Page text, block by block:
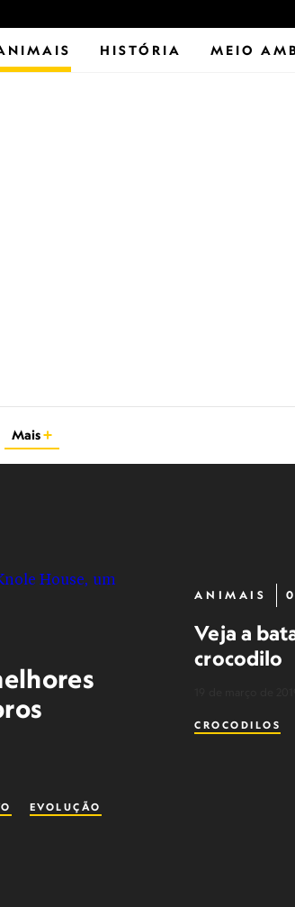
HISTÓRIA MEIO
Mais
EVOLUÇÃO
ANIMAIS
Veja a
crocodilo
CROCODILOS